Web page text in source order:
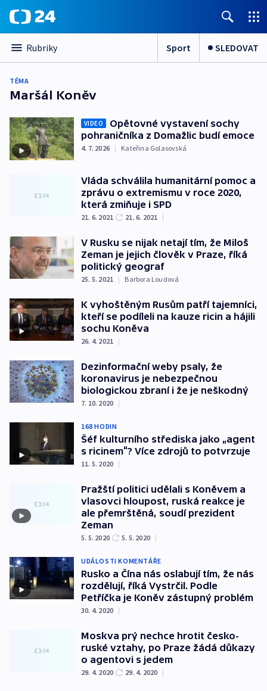
Rubriky Sport SLEDOVAT
TÉMA
Maršál Koněv
VIDEO
Opětovné vystavení sochy
pohraničníka z Domažlic budí emoce
4. 7. 2026 | Kateřina Golasovská
Vláda schválila humanitární pomoc a
zprávu o extremismu v roce 2020,
která zmiňuje i SPD
21. 6. 2021 21. 6. 2021 |
V Rusku se nijak netají tím, že Miloš
Zeman je jejich člověk v Praze, říká
politický geograf
25. 5. 2021 | Barbora Loudová
K vyhoštěným Rusům patří tajemníci,
kteří se podíleli na kauze ricin a hájili
sochu Koněva
26. 4. 2021 |
Dezinformační weby psaly, že
koronavirus je nebezpečnou
biologickou zbraní i že je neškodný
7. 10. 2020 |
168 HODIN
Šéf kulturního střediska jako „agent
s ricinem“? Více zdrojů to potvrzuje
11. 5. 2020 |
Pražští politici udělali s Koněvem a
vlasovci hloupost, ruská reakce je
ale přemrštěná, soudí prezident
Zeman
5. 5. 2020 5. 5. 2020 |
UDÁLOSTI KOMENTÁŘE
Rusko a Čína nás oslabují tím, že nás
rozdělují, říká Vystrčil. Podle
Petříčka je Koněv zástupný problém
30. 4. 2020 |
Moskva prý nechce hrotit česko-
ruské vztahy, po Praze žádá důkazy
o agentovi s jedem
29. 4. 2020 29. 4. 2020 |